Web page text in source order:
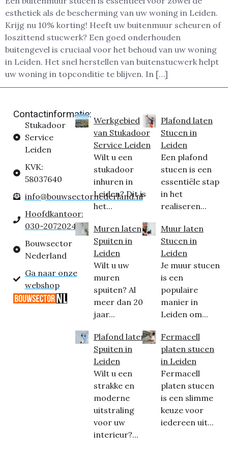
esthetiek als de bescherming van uw woning in Leiden.
Krijg nu 10% korting! Heeft uw buitenmuur scheuren of
loszittend stucwerk? Een goed onderhouden
buitengevel is cruciaal voor het behoud van uw woning
in Leiden. Het snel herstellen van buitenstucwerk helpt
uw woning in topconditie te blijven. In […]
Contactinformatie:
Stukadoor
Service
Leiden
KVK:
58037640
info@bouwsectornederland.nl
Hoofdkantoor:
030-2072024
Bouwsector
Nederland
Ga naar onze
webshop
Werkgebied
van Stukadoor
Service Leiden
Wilt u een
stukadoor
inhuren in
Leiden? Dit is
het...
Muren laten
Spuiten in
Leiden
Wilt u uw
muren
spuiten? Al
meer dan 20
jaar...
Plafond laten
Spuiten in
Leiden
Wilt u een
strakke en
moderne
uitstraling
voor uw
interieur?...
Plafond laten
Stucen in
Leiden
Een plafond
stucen is een
essentiële stap
in het
realiseren...
Muur laten
Stucen in
Leiden
Je muur stucen
is een
populaire
manier in
Leiden om...
Fermacell
platen stucen
in Leiden
Fermacell
platen stucen
is een slimme
keuze voor
iedereen uit...